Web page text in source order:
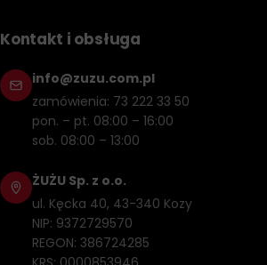
Kontakt i obsługa
info@zuzu.com.pl
zamówienia: 73 222 33 50
pon. – pt. 08:00 – 16:00
sob. 08:00 – 13:00
ŻUŻU Sp. z o.o.
ul. Kęcka 40, 43-340 Kozy
NIP: 9372729570
REGON: 386724285